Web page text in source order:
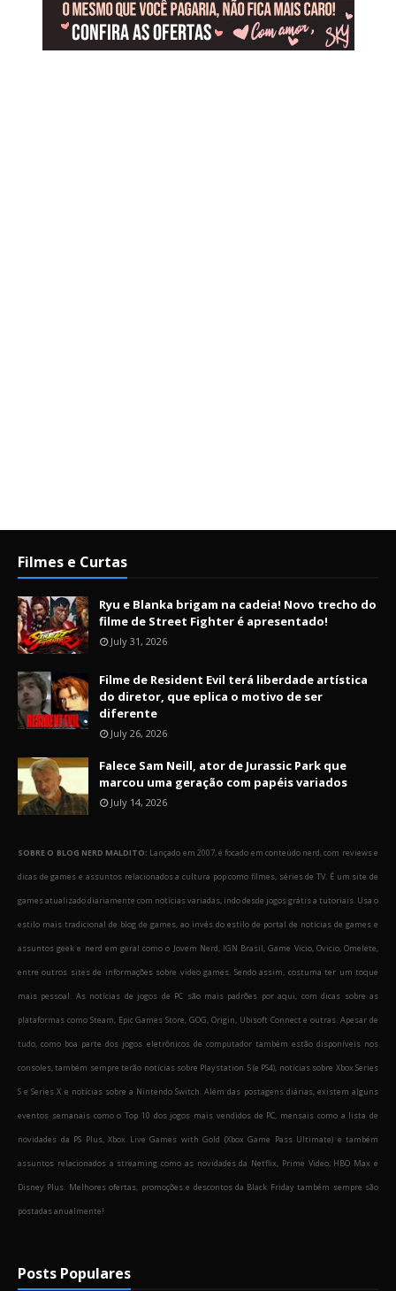
Filmes e Curtas
Ryu e Blanka brigam na cadeia! Novo trecho do
filme de Street Fighter é apresentado!
July 31, 2026
Filme de Resident Evil terá liberdade artística
do diretor, que eplica o motivo de ser
diferente
July 26, 2026
Falece Sam Neill, ator de Jurassic Park que
marcou uma geração com papéis variados
July 14, 2026
SOBRE O BLOG NERD MALDITO: Lançado em 2007, é focado em conteúdo nerd, com reviews e
dicas de games e assuntos relacionados a cultura pop como filmes, séries de TV. É um site de
games atualizado diariamente com notícias variadas, indo desde jogos grátis a tutoriais. Usa o
estilo mais tradicional de blog de games, ao invés do estilo de portal de notícias de games e
assuntos geek e nerd em geral como o Jovem Nerd, IGN Brasil, Game Vicio, Ovicio, Omelete,
entre outros sites de informações sobre video games. Sendo assim, costuma ter um toque
mais pessoal. As notícias de jogos de PC são mais padrões por aqui, com dicas sobre as
plataformas como Steam, Epic Games Store, GOG, Origin, Ubisoft Connect e outras. Apesar de
tudo, como boa parte dos jogos eletrônicos de computador também estão disponíveis nos
consoles, também sempre terão notícias sobre Playstation 5 (e PS4), notícias sobre Xbox Series
S e Series X e notícias sobre a Nintendo Switch. Além das postagens diárias, existem alguns
eventos semanais como o Top 10 dos jogos mais vendidos de PC, mensais como a lista de
novidades da PS Plus, Xbox Live Games with Gold (Xbox Game Pass Ultimate) e também
assuntos relacionados a streaming como as novidades da Netflix, Prime Video, HBO Max e
Disney Plus. Melhores ofertas, promoções e descontos da Black Friday também sempre são
postadas anualmente!
Posts Populares